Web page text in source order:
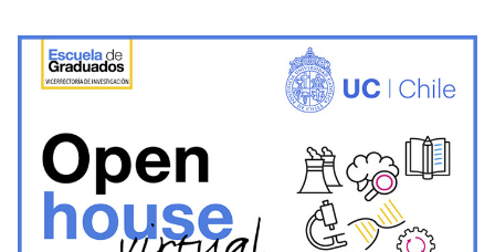
Padres y familia
Vecinos
Medios